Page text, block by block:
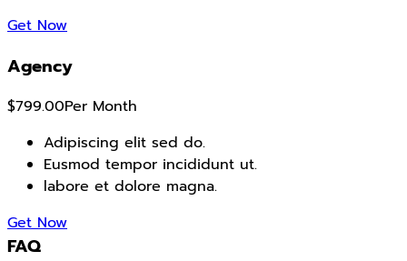
Get Now
Agency
$799.00Per Month
Adipiscing elit sed do.
Eusmod tempor incididunt ut.
labore et dolore magna.
Get Now
FAQ